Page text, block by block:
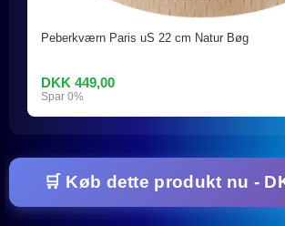
Peberkværn Paris uS 22 cm Natur Bøg
DKK 449,00
Spar 0%
🛒 Køb dette produkt nu -